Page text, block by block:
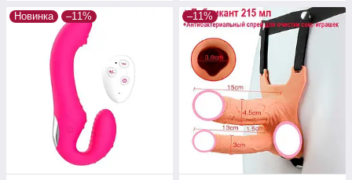
Новинка –11% –11%